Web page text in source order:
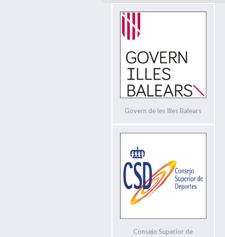
Govern de les Illes Balears
Consejo Superior de